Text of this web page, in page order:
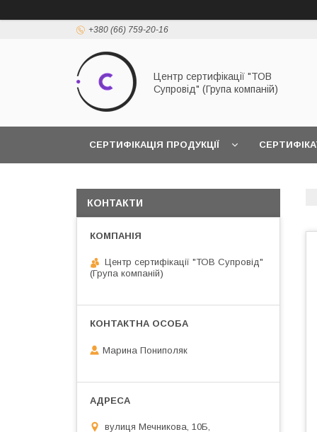
+380 (66) 759-20-16
Центр сертифікації "ТОВ
Супровід" (Група компаній)
СЕРТИФІКАЦІЯ ПРОДУКЦІЇ
КОНТАКТИ
Центр сертифікації "ТОВ Супровід"
(Група компаній)
Марина Пониполяк
вулиця Мечникова, 10Б,